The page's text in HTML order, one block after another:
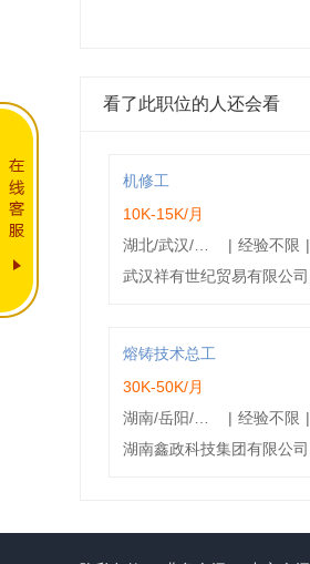
看了此职位的人还会看
机修工
10K-15K/月
| 经验不限 |
武汉祥有世纪贸易有限公司
熔铸技术总工
30K-50K/月
| 经验不限 |
湖南鑫政科技集团有限公司